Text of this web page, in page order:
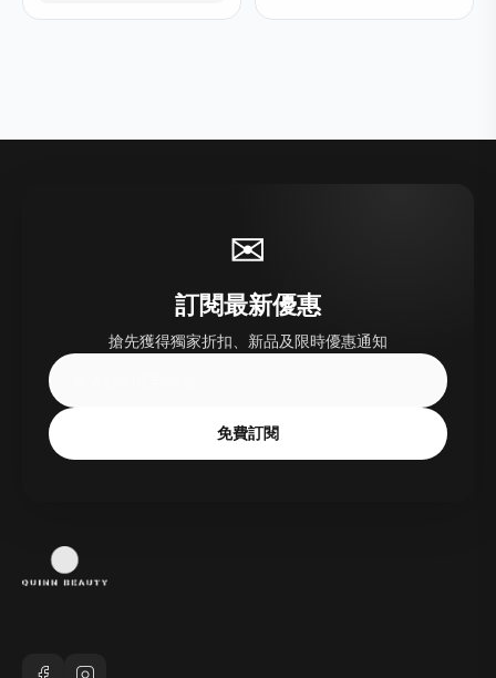
✉
訂閱最新優惠
搶先獲得獨家折扣、新品及限時優惠通知
免費訂閱